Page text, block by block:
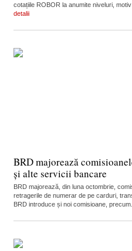
cotațiile ROBOR la anumite niveluri,
detalii
BRD majorează
și alte servicii bancare
BRD majorează, din luna octombrie,
retragerile de numerar de pe carduri,
BRD introduce și noi comisioane,